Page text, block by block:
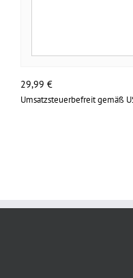
29,99 €
Umsatzsteuerbefreit gemäß